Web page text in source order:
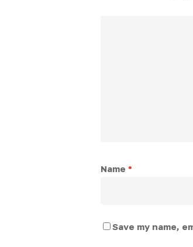
Name *
Save my name,